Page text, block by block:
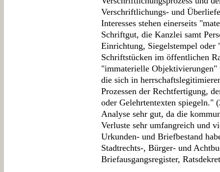
Verschriftlichungs- und
Interesses stehen einerseits
Schriftgut, die Kanzlei samt
Einrichtung, Siegelstempel
Schriftstücken im öffentlichen
"immaterielle Objektivierungen"
die sich in
Prozessen der Rechtfertigung,
oder Gelehrtentexten spiegeln."
Analyse sehr gut, da die
Verluste sehr umfangreich und
Urkunden- und Briefbestand
Stadtrechts-, Bürger- und
Briefausgangsregister,